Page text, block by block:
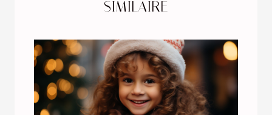
SIMILAIRE